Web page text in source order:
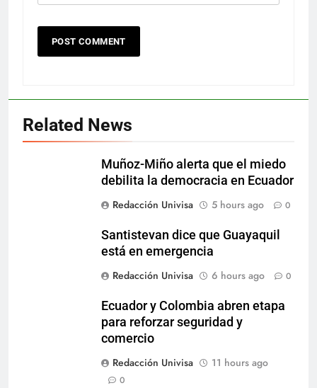
Related News
Muñoz-Miño alerta que el miedo
debilita la democracia en Ecuador
Redacción Univisa
5 hours ago 0
Santistevan dice que Guayaquil
está en emergencia
Redacción Univisa
6 hours ago 0
Ecuador y Colombia abren etapa
para reforzar seguridad y
comercio
Redacción Univisa
11 hours ago
0